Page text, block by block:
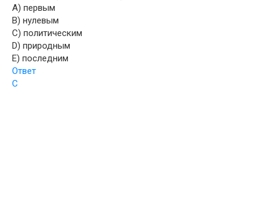
A) первым
B) нулевым
C) политическим
D) природным
E) последним
Ответ
C